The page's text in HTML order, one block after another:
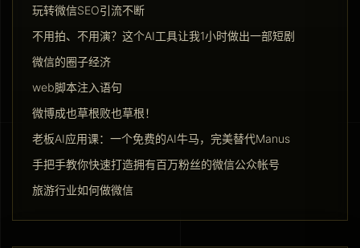
玩转微信SEO引流不断
不用拍、不用演？这个AI工具让我1小时做出一部短剧
微信的圈子经济
web脚本注入语句
微博成也草根败也草根！
老板AI应用课：一个免费的AI牛马，完美替代Manus
手把手教你快速打造拥有百万粉丝的微信公众帐号
旅游行业如何做微信